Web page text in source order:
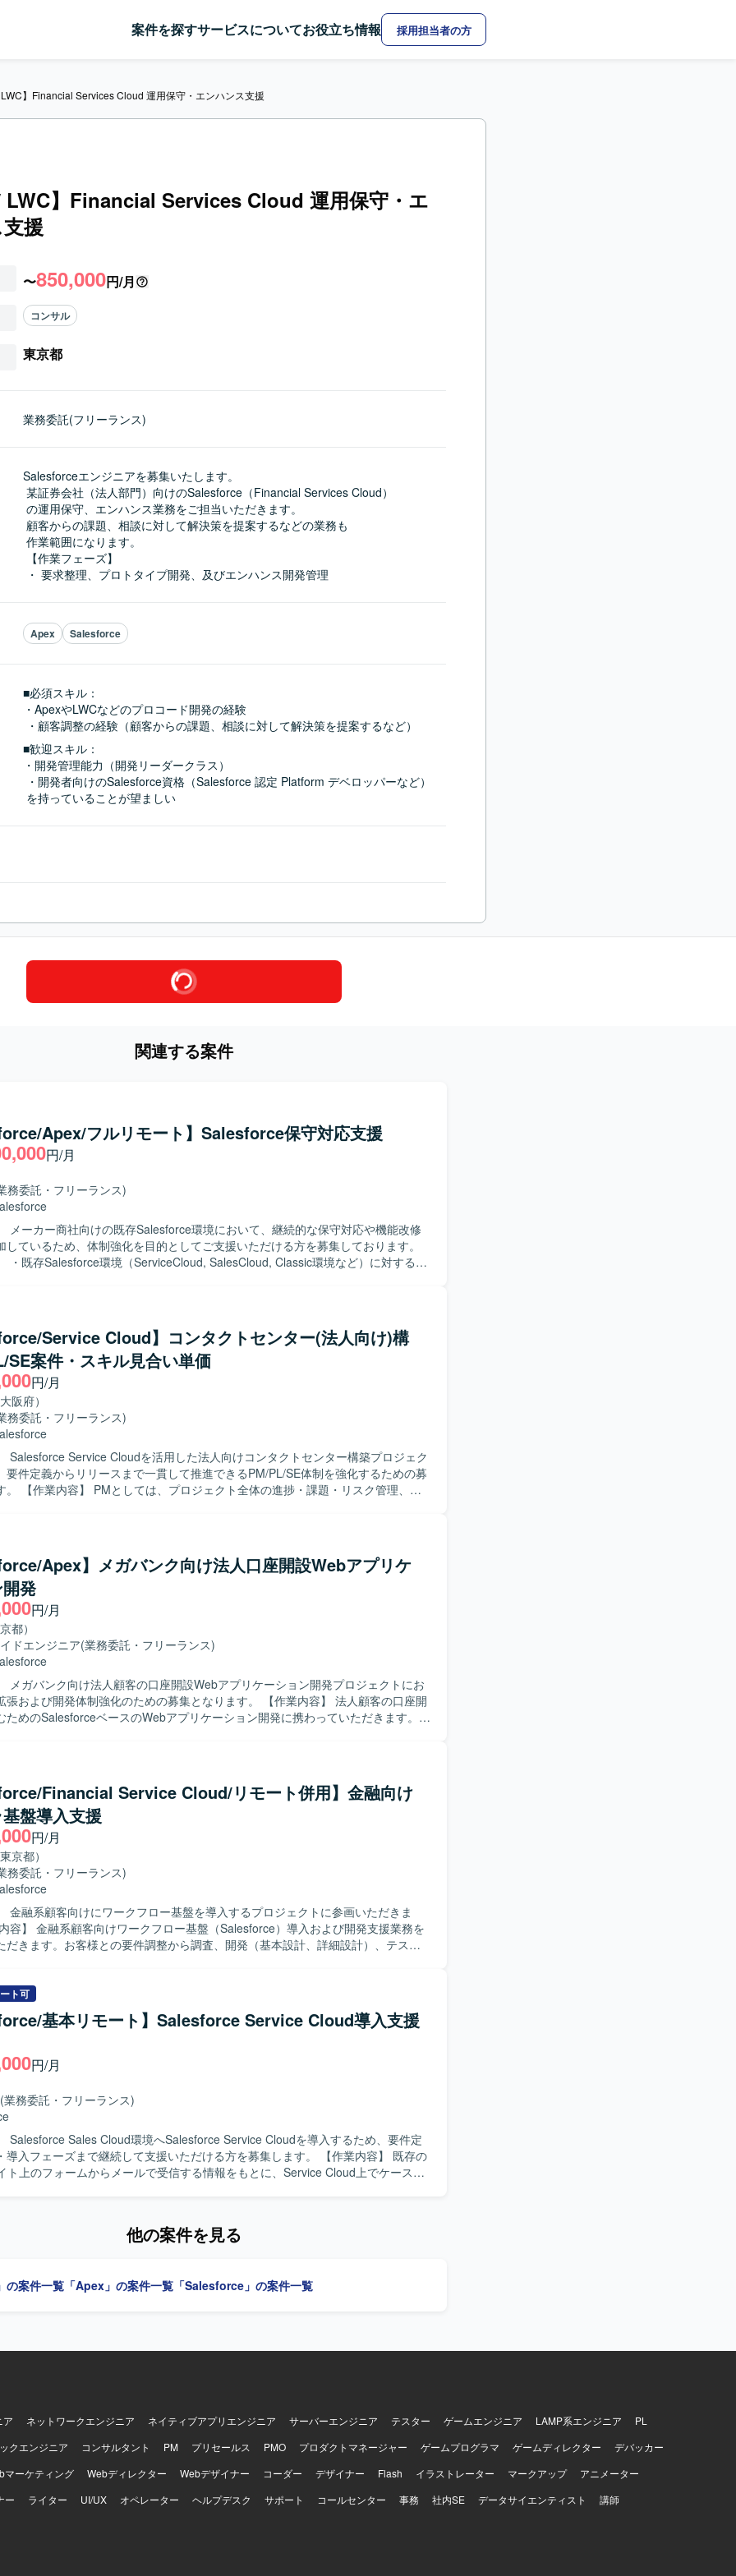
案件を探すサービスについてお役立ち情報 採用担当者の方
】Financial Services Cloud 運用保守・エンハンス支援
】Financial Services Cloud 運用保守・エ
援
〜850,000円/月
コンサル
東京都
業務委託(フリーランス)
Salesforceエンジニアを募集いたします。
・ 要求整理、プロトタイプ開発、及びエンハンス開発管理
Apex Salesforce
■必須スキル：
・ApexやLWCなどのプロコード開発の経験
・顧客調整の経験（顧客からの課題、相談に対して解決策を提案するなど）
■歓迎スキル：
・開発管理能力（開発リーダークラス）
を持っていることが望ましい
関連する案件
Apex/フルリモート】Salesforce保守対応支援
円/月
務委託・フリーランス)
メーカー商社向けの既存Salesforce環境において、継続的な保守対応や機能改修
しているため、体制強化を目的としてご支援いただける方を募集しております。
・既存Salesforce環境（ServiceCloud, SalesCloud, Classic環境など）に対する保
能について、対応方針の検討から設計・実装・受け入れまで一連の対応を担当し
す。 ・その他、関連する開発要件についても状況に応じて対応していただきま
いただける方を求めております。 ・Salesforceに関する知識や経験を活かしつ
能や周辺サービスについても前向きにキャッチアップしていただける方が望まし
ど）に関わることで、幅広い機能・領域の知見を深めていただけます。 ・顧客折
で一貫して対応することで、上流工程から開発までのスキルをバランスよく高め
ます。 ・継続的な保守・改善を通じて、長期的な関係構築と業務理解を深める経
（ServiceCloud, SalesCloud, Classic環
Visualforce、AccountEngagement（旧Pardot）などを利用した環境となっており
Service Cloud】コンタクトセンター(法人向け)構
SE案件・スキル見合い単価
円/月
阪府）
務委託・フリーランス)
Salesforce Service Cloudを活用した法人向けコンタクトセンター構築プロジェク
要件定義からリリースまで一貫して推進できるPM/PL/SE体制を強化するための募
ク管理、ス
画や移行・リリース支援をご担当いただきます。 SEとしては、Salesforce機能の
外部連携のSalesforce側対応、設計書などのドキュメント作成、テスト仕様書作成
施、不具合対応、移行・リリース支援をご担当いただきます。 【求める人物
を自走でき、設計から実装まで一貫して対応できる方を求めています。能動的に
ュニケーションを取りながら、関係者と連携し主体的に課題解決に取り組める方
だきたいと考えております。長期的な参画を前提に、継続的な改善提案や業務理
ただける方を歓迎いたします。 【ポジションの魅力】 法人向けコンタ
領域において、Salesforce Service CloudやData Cloud / Agentforceなどの最新機
構築プロジェクトに上流から参画できる環境です。PM/PL/SEそれぞれのポジショ
案件の推進経験や外部連携を含む統合案件の知見を深めながら、長期的な視点で
ただけます。 【開発環境】 Salesforce Service Cloudを中心とし
Apex】メガバンク向け法人口座開設Webアプリケ
発
円/月
都）
ドエンジニア(業務委託・フリーランス)
メガバンク向け法人顧客の口座開設Webアプリケーション開発プロジェクトにお
び開発体制強化のための募集となります。 【作業内容】 法人顧客の口座開
ためのSalesforceベースのWebアプリケーション開発に携わっていただきます。
られたタスクを独力でやり切る主体性をお持ちの方を求めています。周囲とコミ
ンを取りながら、仕様理解や設計意図を踏まえて開発を進められる方、金融ドメ
習意欲を持って取り組んでいただける方が望ましいです。 【ポジションの魅
メガバンク向けシステム開発に参画することで、金融業界特有の業務知識と、
心としたクラウドアプリケーション開発のスキルを同時に習得していただけま
の比重が高いため、ユーザー体験を意識した設計・実装の経験を積むことがで
ルスタック志向のキャリアにもつながるポジションです。 【開発環境】
盤とした環境で、ApexやAuraなどの機能を用いたWebアプリケーション開発を
票はSVF Cloudを利用し、アジャイル開発のプラクティスを取り入れた進め方を想
。
Financial Service Cloud/リモート併用】金融向け
盤導入支援
円/月
京都）
務委託・フリーランス)
金融系顧客向けにワークフロー基盤を導入するプロジェクトに参画いただきま
だきます。お客様との要件調整から調査、開発（基本設計、詳細設計）、テス
務についても積極的に学びキャッチアップいただける方にマッチするポジション
をはじめとした金融領域特有の知見を深めていただけます。要件調整からリリー
を中心としたワークフロー基盤上での開発環境となります。
ト可
基本リモート】Salesforce Service Cloud導入支援
円/月
(業務委託・フリーランス)
Salesforce Sales Cloud環境へSalesforce Service Cloudを導入するため、要件定
フェーズまで継続して支援いただける方を募集します。 【作業内容】 既存の
ト上のフォームからメールで受信する情報をもとに、Service Cloud上でケース管
Cloud導入において、要件定義から本番導入まで一貫して携わることができ
他の案件を見る
の案件一覧 「Apex」の案件一覧 「Salesforce」の案件一覧
ア ネットワークエンジニア ネイティブアプリエンジニア サーバーエンジニア テスター ゲームエンジニア LAMP系エンジニア
PL
クエンジニア
コンサルタント PM プリセールス PMO プロダクトマネージャー ゲームプログラマ ゲームディレクター
デバッカー
マーケティング
Webディレクター Webデザイナー コーダー デザイナー Flash イラストレーター マークアップ
アニメーター
ー
ライター UI/UX オペレーター ヘルプデスク サポート コールセンター 事務 社内SE データサイエンティスト 講師